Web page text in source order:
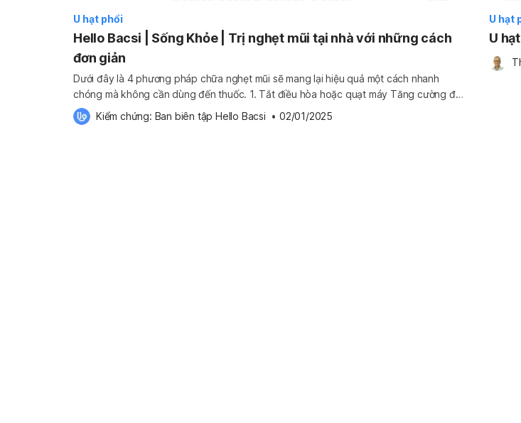
U hạt phổi
Hello Bacsi | Sống Khỏe | Trị nghẹt mũi tại nhà với những cách
đơn giản
Dưới đây là 4 phương pháp chữa nghẹt mũi sẽ mang lại hiệu quả một cách nhanh
chóng mà không cần dùng đến thuốc. 1. Tắt điều hòa hoặc quạt máy Tăng cường độ
ẩm trong không khí sẽ giúp giảm nghẹt mũi 2. Uống THẬT NHIỀU nước Bạn nên uống
từ 8-10 ly nước mỗi ngày […]
Kiểm chứng: Ban biên tập Hello Bacsi • 02/01/2025
U hạt
U